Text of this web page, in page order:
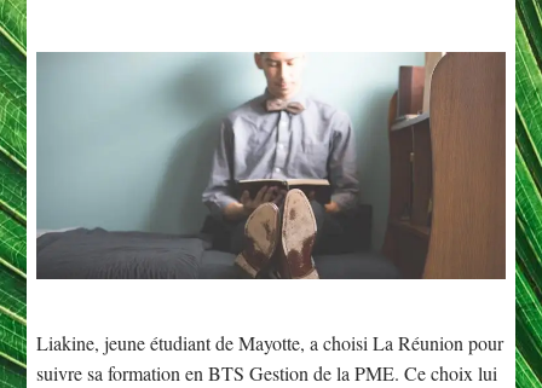
Liakine, jeune étudiant de Mayotte, a choisi La Réunion pour
suivre sa formation en BTS Gestion de la PME. Ce choix lui